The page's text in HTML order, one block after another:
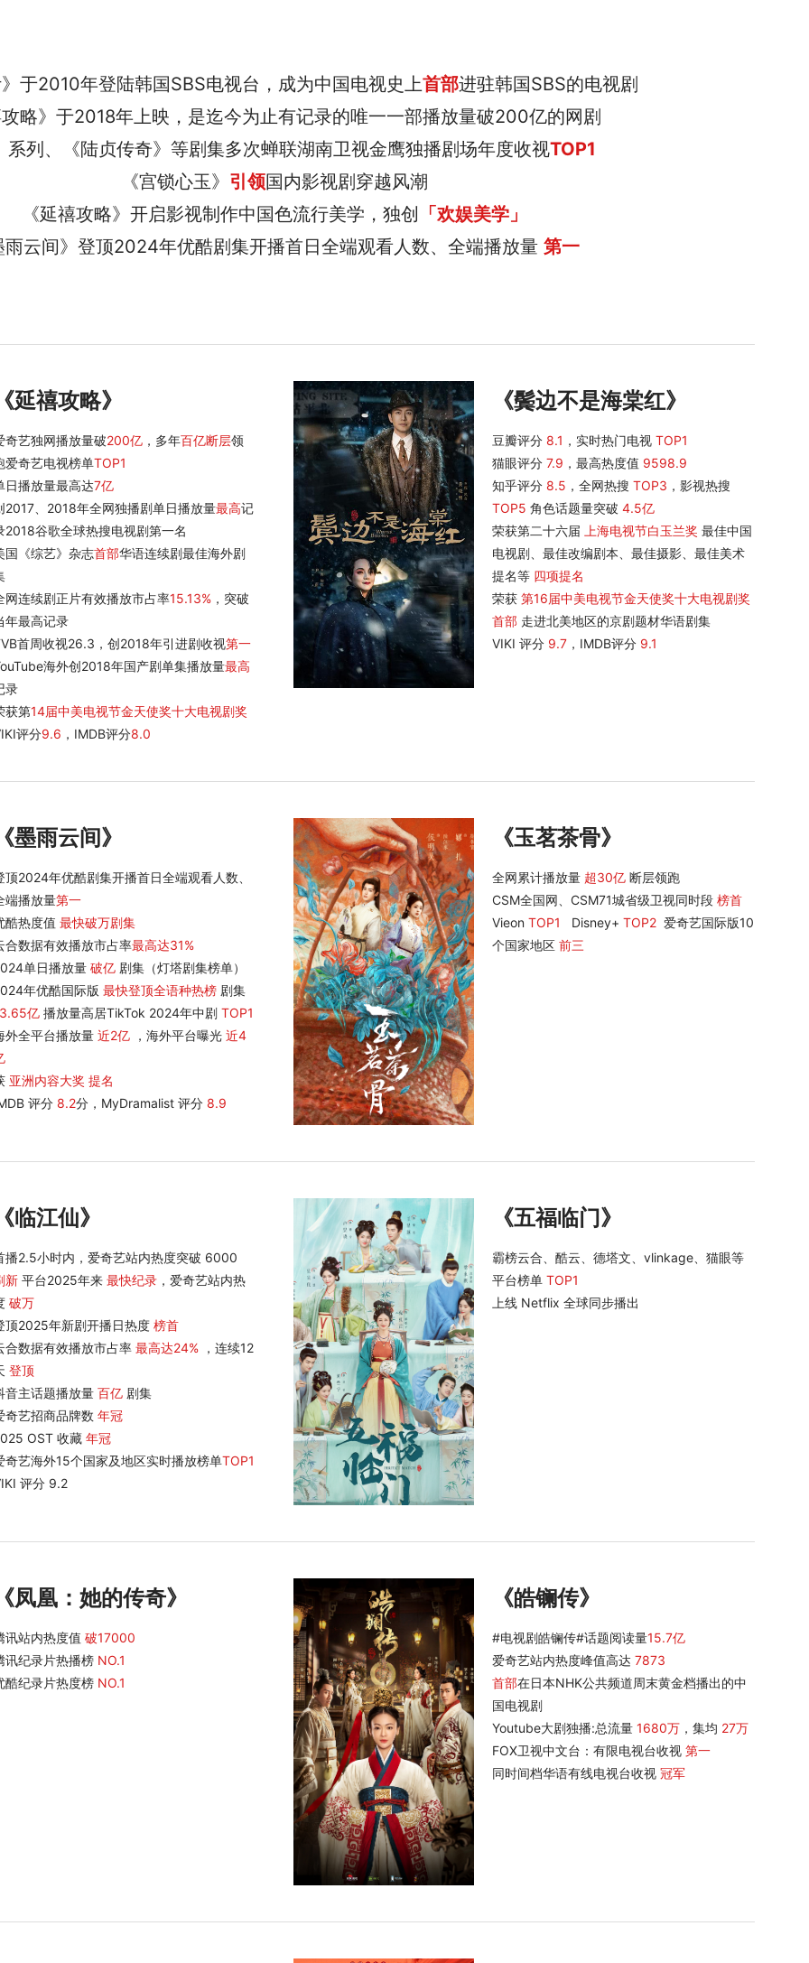
于2010年登陆韩国SBS电视台，成为中国电视史上首部进驻韩国SBS的电视剧
略》于2018年上映，是迄今为止有记录的唯一一部播放量破200亿的网剧
系列、《陆贞传奇》等剧集多次蝉联湖南卫视金鹰独播剧场年度收视TOP1
《宫锁心玉》 引领国内影视剧穿越风潮
《延禧攻略》开启影视制作中国色流行美学，独创 「欢娱美学」
雨云间》登顶2024年优酷剧集开播首日全端观看人数、全端播放量 第一
延禧攻略》
奇艺独网播放量破200亿 ，多年百亿断层领
爱奇艺电视榜单TOP1
日播放量最高达7亿
2017、2018年全网独播剧单日播放量最高记
2018谷歌全球热搜电视剧第一名
国《综艺》杂志首部华语连续剧最佳海外剧
网连续剧正片有效播放市占率15.13% ，突破
年最高记录
首周收视26.3，创2018年引进剧收视第一
海外创2018年国产剧单集播放量最高
录
获第14届中美电视节金天使奖十大电视剧奖
评分9.6 ，IMDB评分8.0
《鬓边不是海棠红》
豆瓣评分 8.1 ，实时热门电视TOP1
猫眼评分7.9 ，最高热度值 9598.9
知乎评分 8.5 ，全网热搜TOP3 ，影视热搜
TOP5 角色话题量突破4.5亿
荣获第二十六届
上海电视节白玉兰奖 最佳中国
电视剧、最佳改编剧本、最佳摄影、最佳美术
提名等 四项提名
荣获第16届中美电视节金天使奖十大电视剧奖
首部 走进北美地区的京剧题材华语剧集
VIKI 评分 9.7 ，IMDB评分 9.1
墨雨云间》
顶2024年优酷剧集开播首日全端观看人数、
端播放量第一
酷热度值 最快破万剧集
合数据有效播放市占率最高达31%
单日播放量 破亿 剧集（灯塔剧集榜单）
年优酷国际版 最快登顶全语种热榜 剧集
亿 播放量高居TikTok 2024年中剧 TOP1
外全平台播放量 近2亿 ，海外平台曝光 近4
亚洲内容大奖 提名
评分 8.2分，MyDramalist 评分 8.9
《玉茗茶骨》
全网累计播放量 超30亿断层领跑
CSM全国网、CSM71城省级卫视同时段 榜首
Vieon TOP1 Disney+TOP2爱奇艺国际版10
个国家地区前三
临江仙》
播2.5小时内，爱奇艺站内热度突破 6000
新 平台2025年来 最快纪录 ，爱奇艺站内热
破万
顶2025年新剧开播日热度 榜首
合数据有效播放市占率 最高达24% ，连续12
登顶
音主话题播放量 百亿 剧集
奇艺招商品牌数 年冠
OST 收藏 年冠
奇艺海外15个国家及地区实时播放榜单TOP1
评分 9.2
《五福临门》
霸榜云合、酷云、德塔文、vlinkage、猫眼等
平台榜单 TOP1
上线 Netflix 全球同步播出
凤凰：她的传奇》
讯站内热度值 破17000
讯纪录片热播榜 NO.1
酷纪录片热度榜 NO.1
《皓镧传》
#电视剧皓镧传#话题阅读量15.7亿
爱奇艺站内热度峰值高达7873
首部在日本NHK公共频道周末黄金档播出的中
国电视剧
Youtube大剧独播:总流量1680万 ，集均 27万
FOX卫视中文台：有限电视台收视第一
同时间档华语有线电视台收视 冠军